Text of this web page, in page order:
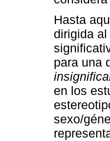
Hasta
dirigida
para una
en los
sexo/